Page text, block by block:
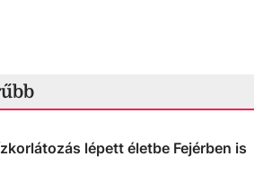
lépett életbe Fejérben is